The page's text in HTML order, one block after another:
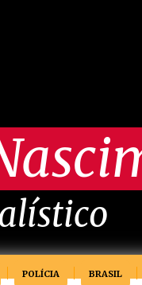
POLÍCIA BRASIL